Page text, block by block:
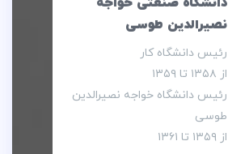
نصیرالدین طوسی
رئیس دانشگاه کار
از ۱۳۵۸ تا ۱۳۵۹
رئیس دانشگاه خواجه نصیرالدین
طوسی
از ۱۳۵۹ تا ۱۳۶۱